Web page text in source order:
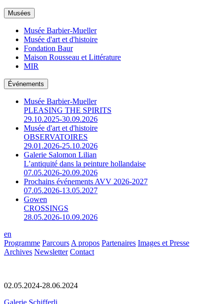
Musées
Musée Barbier-Mueller
Musée d'art et d'histoire
Fondation Baur
Maison Rousseau et Littérature
MIR
Événements
Musée Barbier-Mueller
PLEASING THE SPIRITS
29.10.2025-30.09.2026
Musée d'art et d'histoire
OBSERVATOIRES
29.01.2026-25.10.2026
Galerie Salomon Lilian
L’antiquité dans la peinture hollandaise
07.05.2026-20.09.2026
Prochains événements AVV 2026-2027
07.05.2026-13.05.2027
Gowen
CROSSINGS
28.05.2026-10.09.2026
en
Programme Parcours A propos Partenaires Images et Presse
Archives Newsletter Contact
02.05.2024-28.06.2024
Galerie Schifferli